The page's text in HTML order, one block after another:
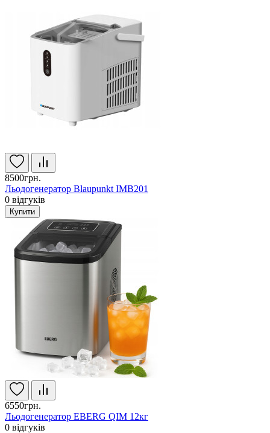
8500грн.
Льодогенератор Blaupunkt IMB201
0 відгуків
Купити
6550грн.
Льодогенератор EBERG QIM 12кг
0 відгуків